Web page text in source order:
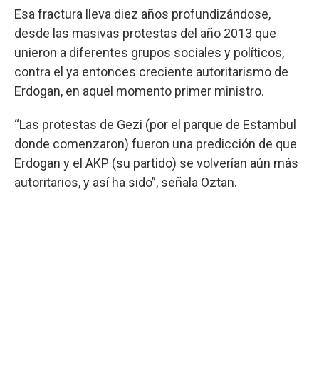
Esa fractura lleva diez años profundizándose,
desde las masivas protestas del año 2013 que
unieron a diferentes grupos sociales y políticos,
contra el ya entonces creciente autoritarismo de
Erdogan, en aquel momento primer ministro.
“Las protestas de Gezi (por el parque de Estambul
donde comenzaron) fueron una predicción de que
Erdogan y el AKP (su partido) se volverían aún más
autoritarios, y así ha sido”, señala Öztan.